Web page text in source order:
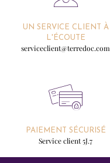
UN SERVICE CLIENT À
L'ÉCOUTE
serviceclient@terredoc.com
PAIEMENT SÉCURISÉ
Service client 5J.7